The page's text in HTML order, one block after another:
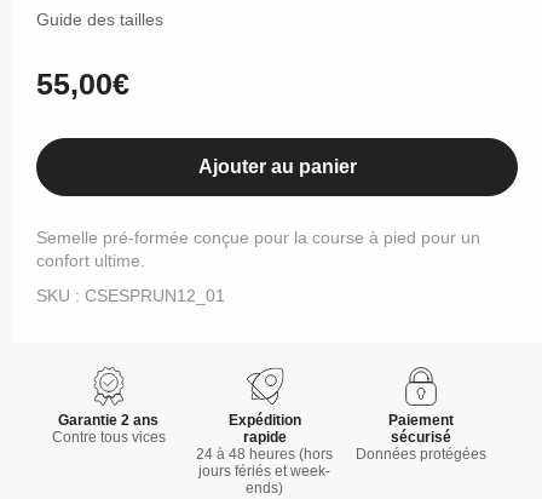
Guide des tailles
Prix
habituel
55,00€
Ajouter au panier
Semelle pré-formée conçue pour la course à pied pour un
confort ultime.
SKU : CSESPRUN12_01
Garantie 2 ans
Contre tous vices
Expédition
rapide
24 à 48 heures (hors
jours fériés et week-
ends)
Paiement
sécurisé
Données protégées